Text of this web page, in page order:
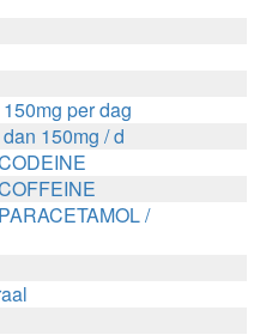
per dag
150mg / d
/